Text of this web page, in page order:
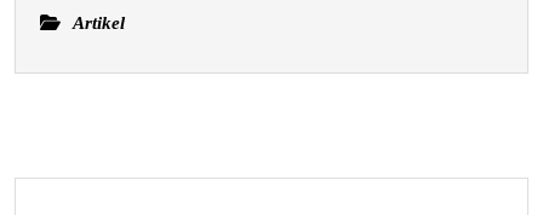
Artikel